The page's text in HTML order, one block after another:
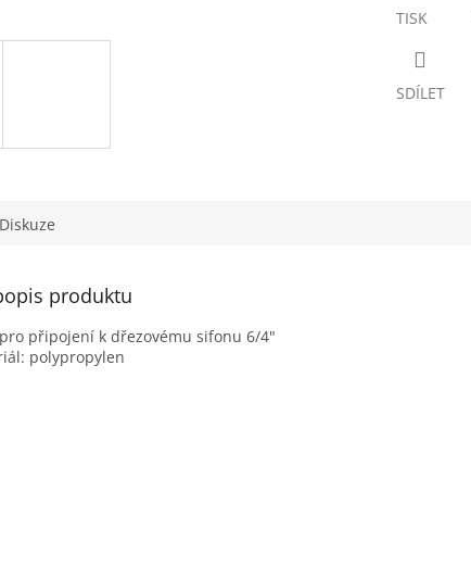
TISK
SDÍLET
Diskuze
produktu
připojení k dřezovému sifonu 6/4"
polypropylen